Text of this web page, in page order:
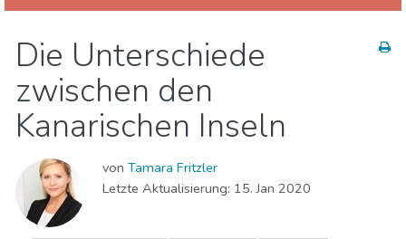
Essen & Restaurants
Lokale Veranstaltungen
Museen & Kunst
Nachtleben & Bars
Natur & Freizeit
Sport & Abenteuer
Unterkunft
Die Unterschiede
zwischen den
Kanarischen Inseln
von Tamara Fritzler
Letzte Aktualisierung: 15. Jan 2020